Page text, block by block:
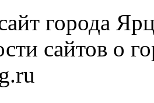
города
сайтов о